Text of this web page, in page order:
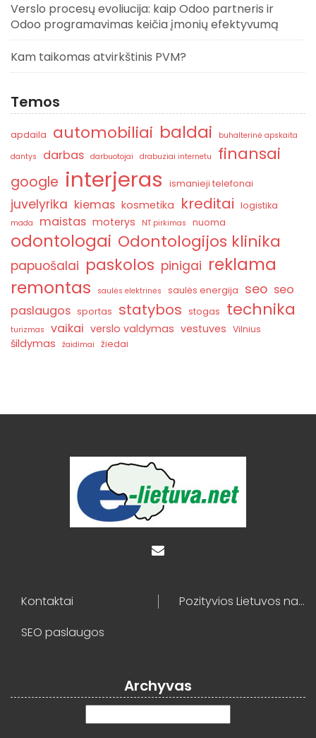
Verslo procesų evoliucija: kaip Odoo partneris ir
Odoo programavimas keičia įmonių efektyvumą
Kam taikomas atvirkštinis PVM?
Temos
apdaila automobiliai baldai
buhalterinė apskaita
dantys
darbas darbuotojai drabuziai internetu finansai
google interjeras ismanieji telefonai
juvelyrika kiemas kosmetika kreditai logistika
mada maistas moterys NT pirkimas nuoma
odontologai Odontologijos klinika
papuošalai paskolos pinigai reklama
remontas
saulės elektrinės saulės energija seo seo
paslaugos sportas statybos stogas technika
turizmas vaikai verslo valdymas vestuves Vilnius
šildymas žaidimai žiedai
Kontaktai
Pozityvios Lietuvos naujienos
SEO paslaugos
Archyvas